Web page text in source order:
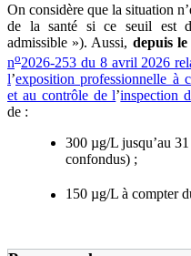
On considère que la situation
de la santé si ce seuil est
admissible »). Aussi, depuis le
no2026-253 du 8 avril 2026
l’exposition professionnelle à
et au contrôle de l’inspection
de :
300 µg/L jusqu’au
confondus) ;
150 µg/L à compter